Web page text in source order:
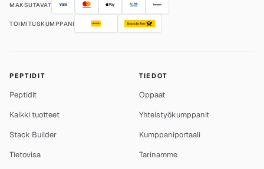
MAKSUTAVAT
TOIMITUSKUMPPANI
PEPTIDIT
Peptidit
Kaikki tuotteet
Stack Builder
Tietovisa
TIEDOT
Oppaat
Yhteistyökumppanit
Kumppaniportaali
Tarinamme